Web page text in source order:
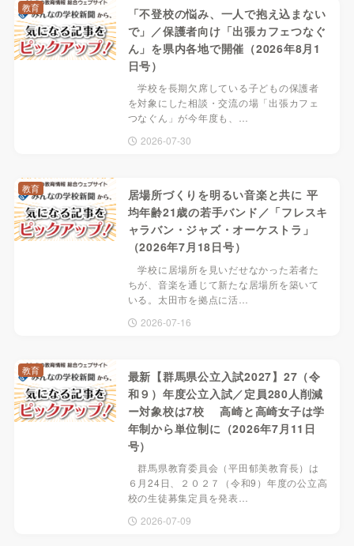
「不登校の悩み、一人で抱え込まない
で」／保護者向け「出張カフェつなぐ
ん」を県内各地で開催（2026年8月1
日号）
学校を長期欠席している子どもの保護者
を対象にした相談・交流の場「出張カフェ
つなぐん」が今年度も、…
2026-07-30
教育
居場所づくりを明るい音楽と共に 平
均年齢21歳の若手バンド／「フレスキ
ャラバン・ジャズ・オーケストラ」
（2026年7月18日号）
学校に居場所を見いだせなかった若者た
ちが、音楽を通じて新たな居場所を築いて
いる。太田市を拠点に活…
2026-07-16
教育
最新【群馬県公立入試2027】27（令
和９）年度公立入試／定員280人削減
ー対象校は7校 高崎と高崎女子は学
年制から単位制に（2026年7月11日
号）
群馬県教育委員会（平田郁美教育長）は
６月24日、２０２７（令和9）年度の公立高
校の生徒募集定員を発表…
2026-07-09
教育